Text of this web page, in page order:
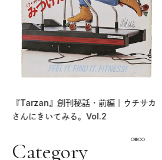
『Tarzan』創刊秘話・前編｜ウチサカ
さんにきいてみる。Vol.2
Category